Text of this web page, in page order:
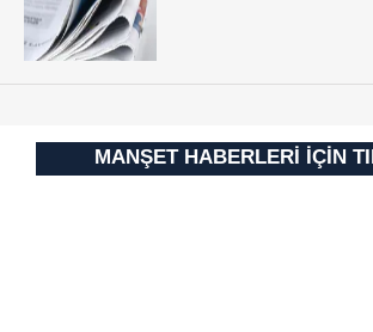
vasıtasıyla belirleyebilirsiniz. Çerezlere
için Ayarlar butonuna tıklayabilir,
Metnimiziziyaret edebilirsiniz.
hazırlanmış Aydınlatma Metnimizi
MANŞET HABERLERİ İÇİN